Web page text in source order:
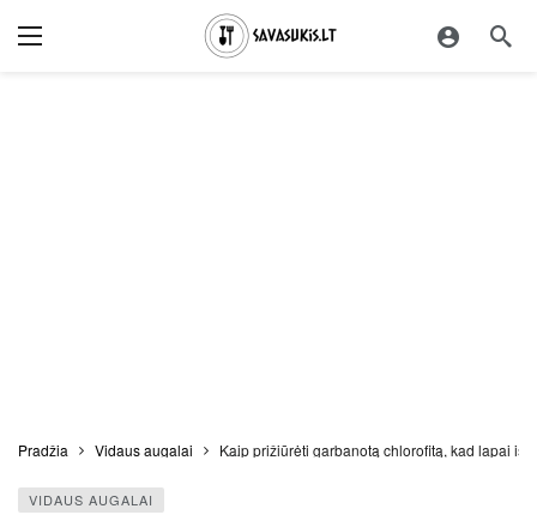
Pradžia Vidaus augalai Kaip prižiūrėti garbanotą chlorofitą, kad lapai
VIDAUS AUGALAI